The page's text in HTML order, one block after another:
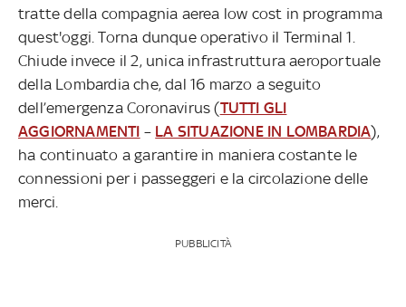
tratte della compagnia aerea low cost in programma
quest'oggi. Torna dunque operativo il Terminal 1.
Chiude invece il 2, unica infrastruttura aeroportuale
della Lombardia che, dal 16 marzo a seguito
dell’emergenza Coronavirus (TUTTI GLI
AGGIORNAMENTI – LA SITUAZIONE IN LOMBARDIA),
ha continuato a garantire in maniera costante le
connessioni per i passeggeri e la circolazione delle
merci.
PUBBLICITÀ